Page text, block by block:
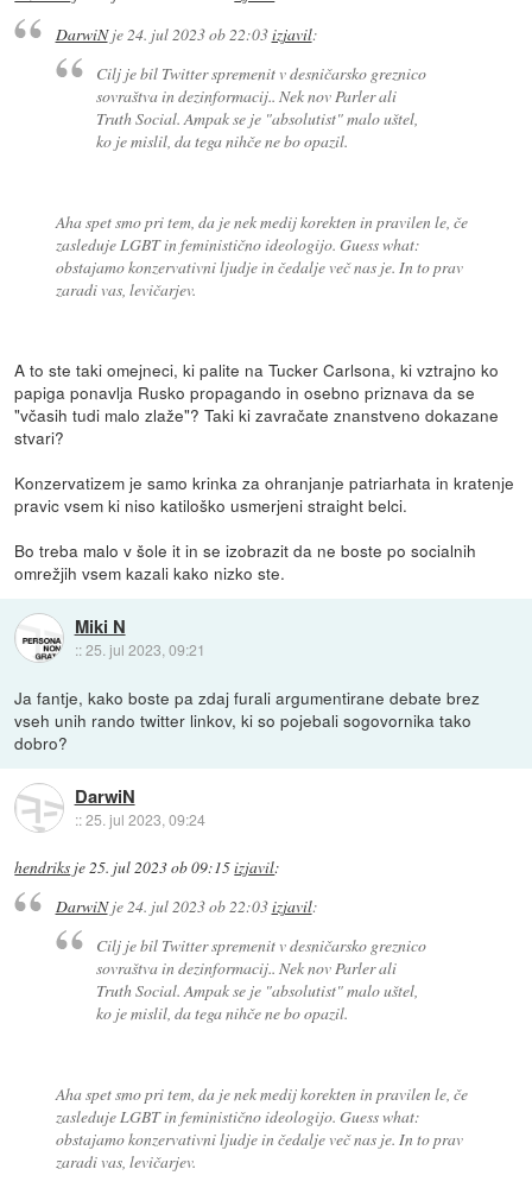
DarwiNje24. jul 2023 ob 22:03izjavil:
Cilj je bil Twitter spremenit v desničarsko greznico
sovraštva in dezinformacij.. Nek nov Parler ali
Truth Social. Ampak se je "absolutist" malo uštel,
ko je mislil, da tega nihče ne bo opazil.
Aha spet smo pri tem, da je nek medij korekten in pravilen le, če
zasleduje LGBT in feministično ideologijo. Guess what:
obstajamo konzervativni ljudje in čedalje več nas je. In to prav
zaradi vas, levičarjev.
A to ste taki omejneci, ki palite na Tucker Carlsona, ki vztrajno ko
papiga ponavlja Rusko propagando in osebno priznava da se
"včasih tudi malo zlaže"? Taki ki zavračate znanstveno dokazane
stvari?
Konzervatizem je samo krinka za ohranjanje patriarhata in kratenje
pravic vsem ki niso katiloško usmerjeni straight belci.
Bo treba malo v šole it in se izobrazit da ne boste po socialnih
omrežjih vsem kazali kako nizko ste.
Miki N
::25. jul 2023, 09:21
Ja fantje, kako boste pa zdaj furali argumentirane debate brez
vseh unih rando twitter linkov, ki so pojebali sogovornika tako
dobro?
DarwiN
::25. jul 2023, 09:24
hendriks je25. jul 2023 ob 09:15izjavil:
DarwiNje24. jul 2023 ob 22:03izjavil:
Cilj je bil Twitter spremenit v desničarsko greznico
sovraštva in dezinformacij.. Nek nov Parler ali
Truth Social. Ampak se je "absolutist" malo uštel,
ko je mislil, da tega nihče ne bo opazil.
Aha spet smo pri tem, da je nek medij korekten in pravilen le, če
zasleduje LGBT in feministično ideologijo. Guess what:
obstajamo konzervativni ljudje in čedalje več nas je. In to prav
zaradi vas, levičarjev.